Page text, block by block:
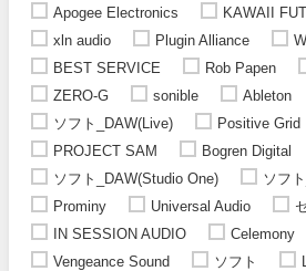
Apogee Electronics
KAWAII
xln audio
Plugin Alliance
BEST SERVICE
Rob Papen
ZERO-G
sonible
Ableton
ソフト_DAW(Live)
Positive Grid
PROJECT SAM
Bogren Digital
ソフト_DAW(Studio One)
ソフ
Prominy
Universal Audio
IN SESSION AUDIO
Celemony
Vengeance Sound
ソフト